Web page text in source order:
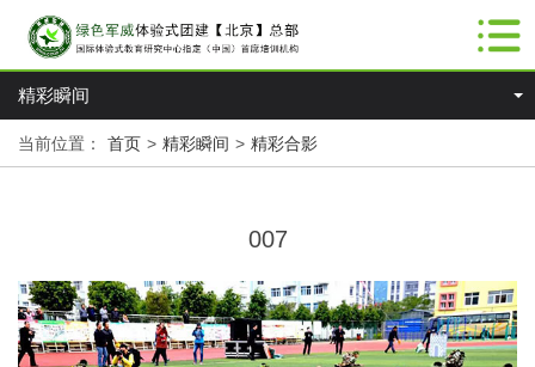
精彩瞬间
当前位置： 首页 > 精彩瞬间 > 精彩合影
007